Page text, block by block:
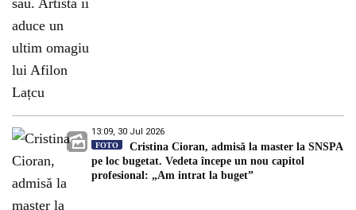
13:09, 30 Jul 2026
FOTO
Cristina Cioran, admisă la master la SNSPA
pe loc bugetat. Vedeta începe un nou capitol
profesional: „Am intrat la buget”